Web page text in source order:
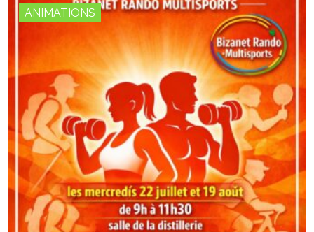
ANIMATIONS